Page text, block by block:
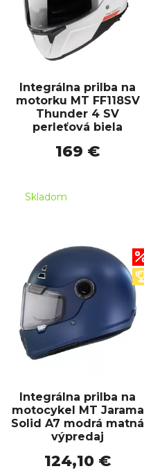
Integrálna prilba na
motorku MT FF118SV
Thunder 4 SV
perleťová biela
169 €
Skladom
Integrálna prilba na
motocykel MT Jarama
Solid A7 modrá matná
výpredaj
124,10 €